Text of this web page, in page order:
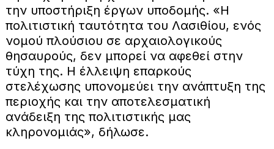
την υποστήριξη έργων υποδομής. «Η
πολιτιστική ταυτότητα του Λασιθίου, ενός
νομού πλούσιου σε αρχαιολογικούς
θησαυρούς, δεν μπορεί να αφεθεί στην
τύχη της. Η έλλειψη επαρκούς
στελέχωσης υπονομεύει την ανάπτυξη της
περιοχής και την αποτελεσματική
ανάδειξη της πολιτιστικής μας
κληρονομιάς», δήλωσε.